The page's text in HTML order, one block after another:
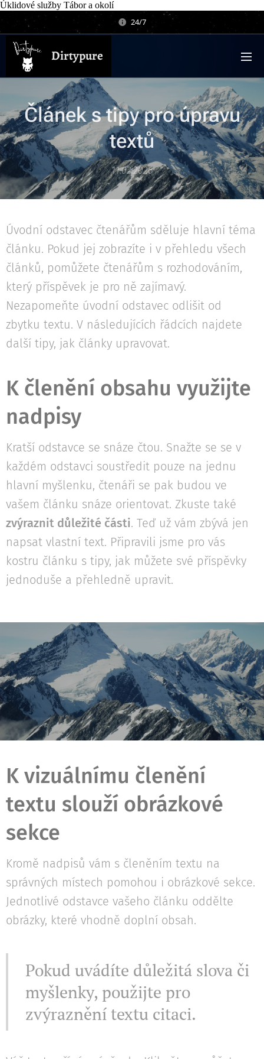
Úklidové služby Tábor a okolí
24/7
Dirtypure
Článek s tipy pro úpravu
textů
11.02.2026
Úvodní odstavec čtenářům sděluje hlavní téma
článku. Pokud jej zobrazíte i v přehledu všech
článků, pomůžete čtenářům s rozhodováním,
který příspěvek je pro ně zajímavý.
Nezapomeňte úvodní odstavec odlišit od
zbytku textu. V následujících řádcích najdete
další tipy, jak články upravovat.
K členění obsahu využijte
nadpisy
Kratší odstavce se snáze čtou. Snažte se se v
každém odstavci soustředit pouze na jednu
hlavní myšlenku, čtenáři se pak budou ve
vašem článku snáze orientovat. Zkuste také
zvýraznit důležité části. Teď už vám zbývá jen
napsat vlastní text. Připravili jsme pro vás
kostru článku s tipy, jak můžete své příspěvky
jednoduše a přehledně upravit.
K vizuálnímu členění
textu slouží obrázkové
sekce
Kromě nadpisů vám s členěním textu na
správných místech pomohou i obrázkové sekce.
Jednotlivé odstavce vašeho článku oddělte
obrázky, které vhodně doplní obsah.
Pokud uvádíte důležitá slova či
myšlenky, použijte pro
zvýraznění textu citaci.